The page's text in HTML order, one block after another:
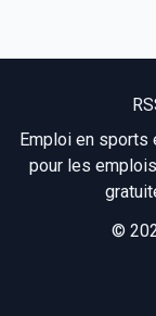
Emploi en sports
pour les
©